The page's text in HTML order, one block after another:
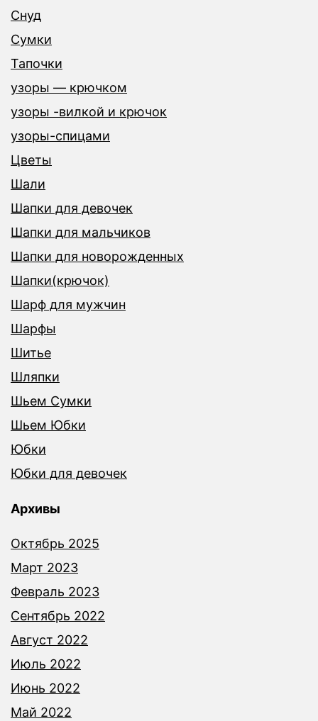
Снуд
Сумки
Тапочки
узоры — крючком
узоры -вилкой и крючок
узоры-спицами
Цветы
Шали
Шапки для девочек
Шапки для мальчиков
Шапки для новорожденных
Шапки(крючок)
Шарф для мужчин
Шарфы
Шитье
Шляпки
Шьем Сумки
Шьем Юбки
Юбки
Юбки для девочек
Архивы
Октябрь 2025
Март 2023
Февраль 2023
Сентябрь 2022
Август 2022
Июль 2022
Июнь 2022
Май 2022